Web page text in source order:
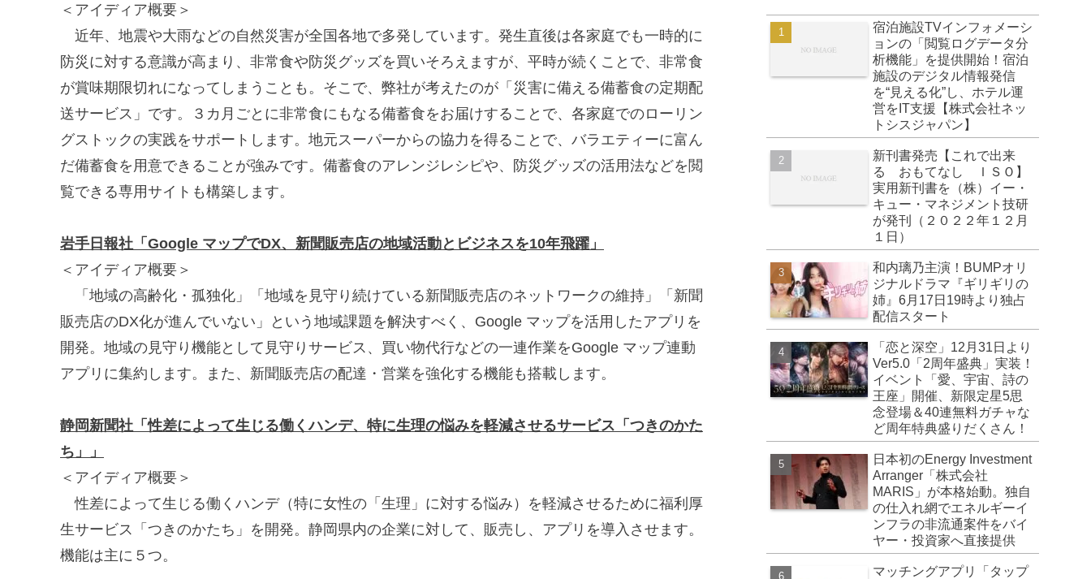
＜アイディア概要＞
近年、地震や大雨などの自然災害が全国各地で多発しています。発生直後は各家庭でも一時的に
防災に対する意識が高まり、非常食や防災グッズを買いそろえますが、平時が続くことで、非常食
が賞味期限切れになってしまうことも。そこで、弊社が考えたのが「災害に備える備蓄食の定期配
送サービス」です。３カ月ごとに非常食にもなる備蓄食をお届けすることで、各家庭でのローリン
グストックの実践をサポートします。地元スーパーからの協力を得ることで、バラエティーに富ん
だ備蓄食を用意できることが強みです。備蓄食のアレンジレシピや、防災グッズの活用法などを閲
覧できる専用サイトも構築します。
岩手日報社「Google マップでDX、新聞販売店の地域活動とビジネスを10年飛躍」
＜アイディア概要＞
「地域の高齢化・孤独化」「地域を見守り続けている新聞販売店のネットワークの維持」「新聞
販売店のDX化が進んでいない」という地域課題を解決すべく、Google マップを活用したアプリを
開発。地域の見守り機能として見守りサービス、買い物代行などの一連作業をGoogle マップ連動
アプリに集約します。また、新聞販売店の配達・営業を強化する機能も搭載します。
静岡新聞社「性差によって生じる働くハンデ、特に生理の悩みを軽減させるサービス「つきのかた
ち」」
＜アイディア概要＞
性差によって生じる働くハンデ（特に女性の「生理」に対する悩み）を軽減させるために福利厚
生サービス「つきのかたち」を開発。静岡県内の企業に対して、販売し、アプリを導入させます。
機能は主に５つ。
宿泊施設TVインフォメーシ
ョンの「閲覧ログデータ分
析機能」を提供開始！宿泊
施設のデジタル情報発信
を“見える化”し、ホテル運
営をIT支援【株式会社ネッ
トシスジャパン】
新刊書発売【これで出来
る おもてなし ＩＳＯ】
実用新刊書を（株）イー・
キュー・マネジメント技研
が発刊（２０２２年１２月
１日）
和内璃乃主演！BUMPオリ
ジナルドラマ『ギリギリの
姉』6月17日19時より独占
配信スタート
「恋と深空」12月31日より
Ver5.0「2周年盛典」実装！
イベント「愛、宇宙、詩の
王座」開催、新限定星5思
念登場＆40連無料ガチャな
ど周年特典盛りだくさん！
日本初のEnergy Investment
Arranger「株式会社
MARIS」が本格始動。独自
の仕入れ網でエネルギーイ
ンフラの非流通案件をバイ
ヤー・投資家へ直接提供
マッチングアプリ「タップ